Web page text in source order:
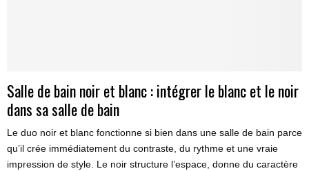
Salle de bain noir et blanc : intégrer le blanc et le noir
dans sa salle de bain
Le duo noir et blanc fonctionne si bien dans une salle de bain parce
qu’il crée immédiatement du contraste, du rythme et une vraie
impression de style. Le noir structure l’espace, donne du caractère